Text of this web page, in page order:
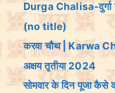
Durga Chalisa-दुर्गा
(no title)
करवा चौथ | Karwa
अक्षय तृतीया 2024
सोमवार के दिन पूजा कैसे